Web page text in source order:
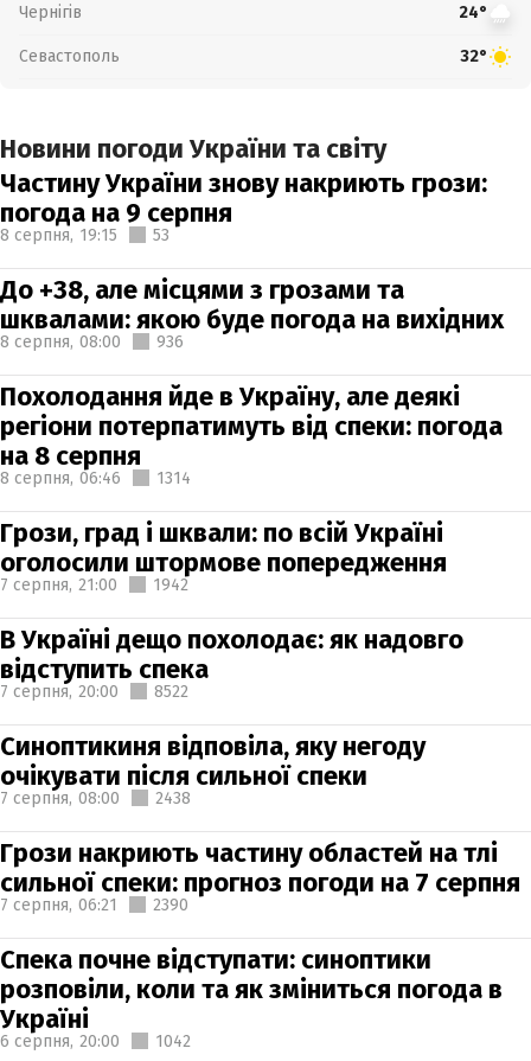
Чернігів 24°
Севастополь 32°
Новини погоди України та світу
Частину України знову накриють грози:
погода на 9 серпня
8 серпня, 19:15 53
До +38, але місцями з грозами та
шквалами: якою буде погода на вихідних
8 серпня, 08:00 936
Похолодання йде в Україну, але деякі
регіони потерпатимуть від спеки: погода
на 8 серпня
8 серпня, 06:46 1314
Грози, град і шквали: по всій Україні
оголосили штормове попередження
7 серпня, 21:00 1942
В Україні дещо похолодає: як надовго
відступить спека
7 серпня, 20:00 8522
Синоптикиня відповіла, яку негоду
очікувати після сильної спеки
7 серпня, 08:00 2438
Грози накриють частину областей на тлі
сильної спеки: прогноз погоди на 7 серпня
7 серпня, 06:21 2390
Спека почне відступати: синоптики
розповіли, коли та як зміниться погода в
Україні
6 серпня, 20:00 1042